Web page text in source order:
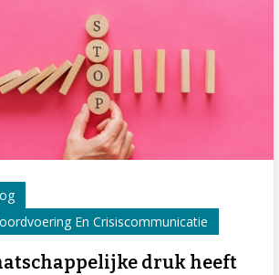
En Crisiscommunicatie
druk heeft